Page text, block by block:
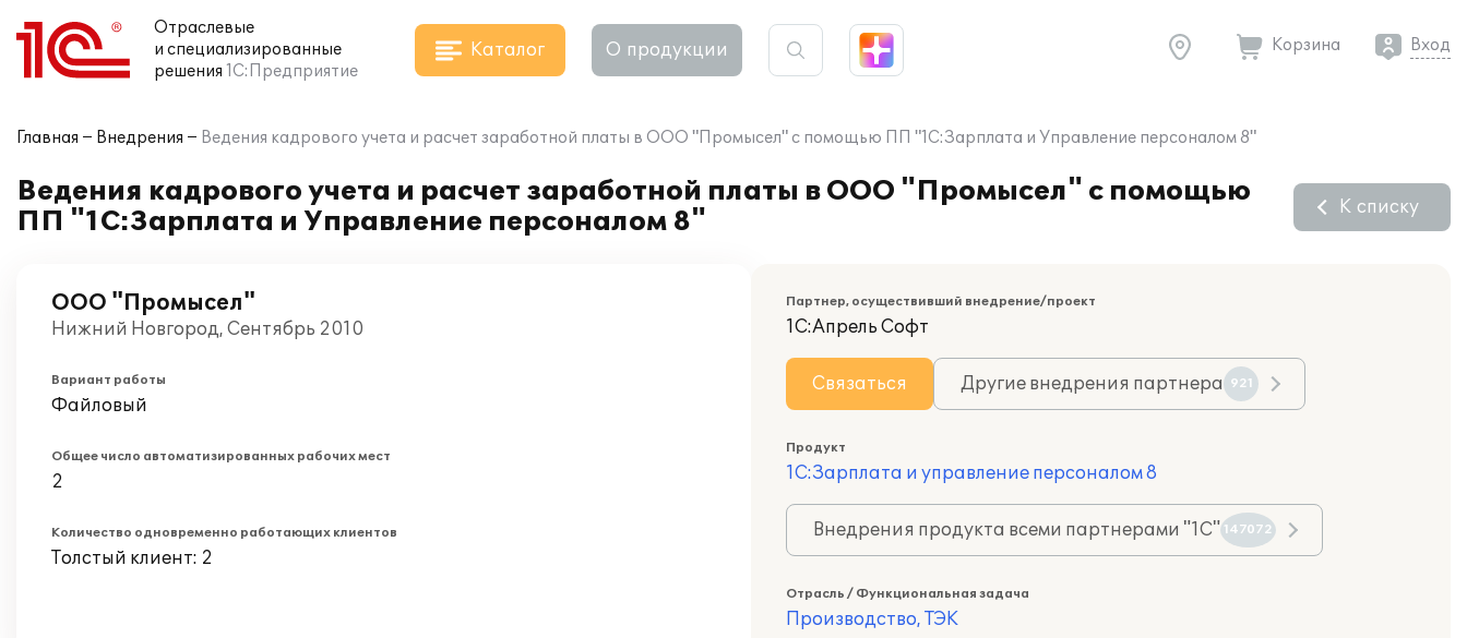
Отраслевые
и специализированные
решения 1С:Предприятие
Каталог О продукции Корзина Вход
Главная Внедрения Ведения кадрового учета и расчет заработной платы в ООО "Промысел" с помощью ПП "1С:Зарплата и Управление персоналом 8"
Ведения кадрового учета и расчет заработной платы в ООО "Промысел" с помощью
ПП "1С:Зарплата и Управление персоналом 8"
К списку
ООО "Промысел"
Нижний Новгород, Сентябрь 2010
Вариант работы
Файловый
Общее число автоматизированных рабочих мест
2
Количество одновременно работающих клиентов
Толстый клиент: 2
Партнер, осуществивший внедрение/проект
1С:Апрель Софт
Связаться Другие внедрения партнера 921
Продукт
1С:Зарплата и управление персоналом 8
Внедрения продукта всеми партнерами "1С" 147072
Отрасль / Функциональная задача
Производство, ТЭК